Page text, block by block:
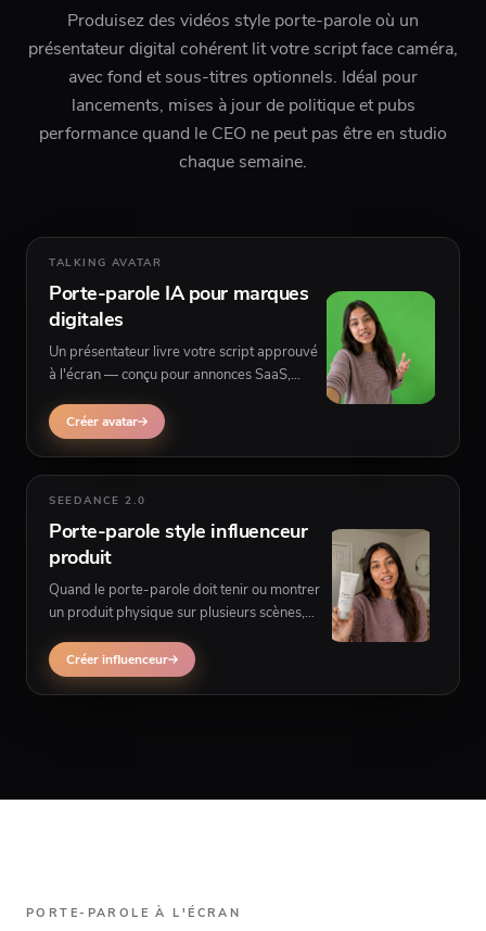
Produisez des vidéos style porte-parole où un
présentateur digital cohérent lit votre script face caméra,
avec fond et sous-titres optionnels. Idéal pour
lancements, mises à jour de politique et pubs
performance quand le CEO ne peut pas être en studio
chaque semaine.
TALKING AVATAR
Porte-parole IA pour marques
digitales
Un présentateur livre votre script approuvé
à l'écran — conçu pour annonces SaaS,
compliance-friendly avec visuels de fond
derrière le speaker.
Créer avatar
SEEDANCE 2.0
Porte-parole style influenceur
produit
Quand le porte-parole doit tenir ou montrer
un produit physique sur plusieurs scènes,
parole talking mono-cadre.
Créer influenceur
PORTE-PAROLE À L'ÉCRAN